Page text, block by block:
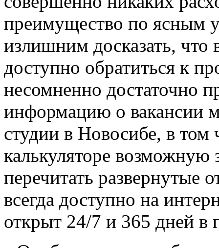
преимущество по ясным
излишним досказать, что
доступно обратиться к
несомненно достаточно
информацию о вакансии
студии в Новосибе, в том
калькуляторе возможную
перечитать развернутые
всегда доступно на
открыт 24/7 и 365 дней в